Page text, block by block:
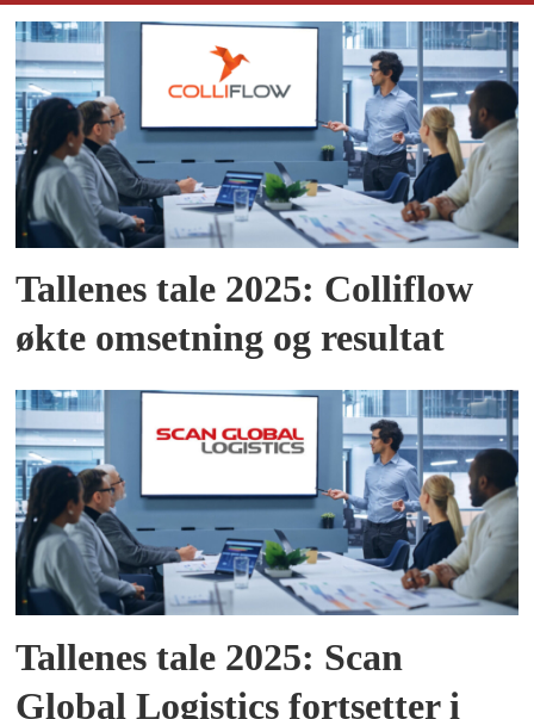
Tallenes tale 2025: Colliflow
økte omsetning og resultat
Tallenes tale 2025: Scan
Global Logistics fortsetter i